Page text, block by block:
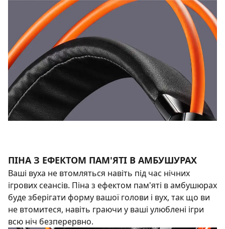
ПІНА З ЕФЕКТОМ ПАМ'ЯТІ В АМБУШУРАХ
Ваші вуха не втомляться навіть під час нічних
ігрових сеансів. Піна з ефектом пам'яті в амбушюрах
буде зберігати форму вашої голови і вух, так що ви
не втомитеся, навіть граючи у ваші улюблені ігри
всю ніч безперервно.